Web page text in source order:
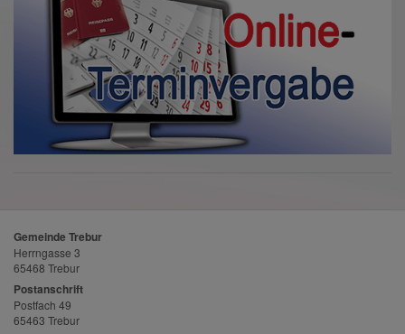
Gemeinde Trebur
Herrngasse 3
65468 Trebur
Postanschrift
Postfach 49
65463 Trebur